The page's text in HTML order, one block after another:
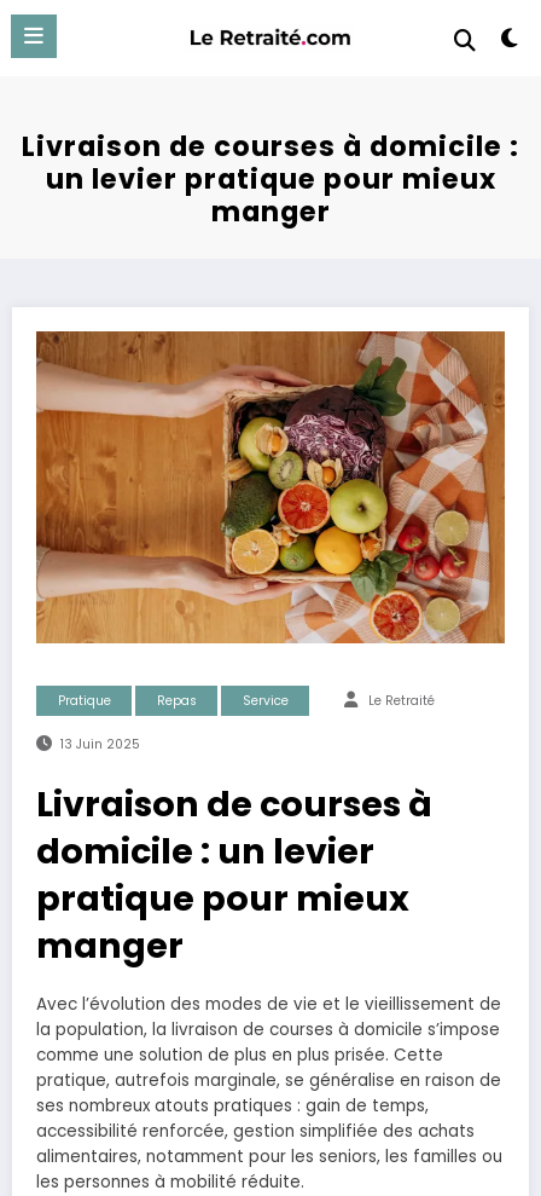
Aller
contenu
Livraison de courses à domicile :
un levier pratique pour mieux
manger
Pratique Repas Service Le Retraité
13 Juin 2025
Livraison de courses à
domicile : un levier
pratique pour mieux
manger
Avec l’évolution des modes de vie et le vieillissement de
la population, la livraison de courses à domicile s’impose
comme une solution de plus en plus prisée. Cette
pratique, autrefois marginale, se généralise en raison de
ses nombreux atouts pratiques : gain de temps,
accessibilité renforcée, gestion simplifiée des achats
alimentaires, notamment pour les seniors, les familles ou
les personnes à mobilité réduite.